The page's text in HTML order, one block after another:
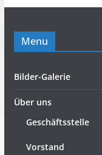
Menu
Bilder-Galerie
Über uns
Geschäftsstelle
Vorstand